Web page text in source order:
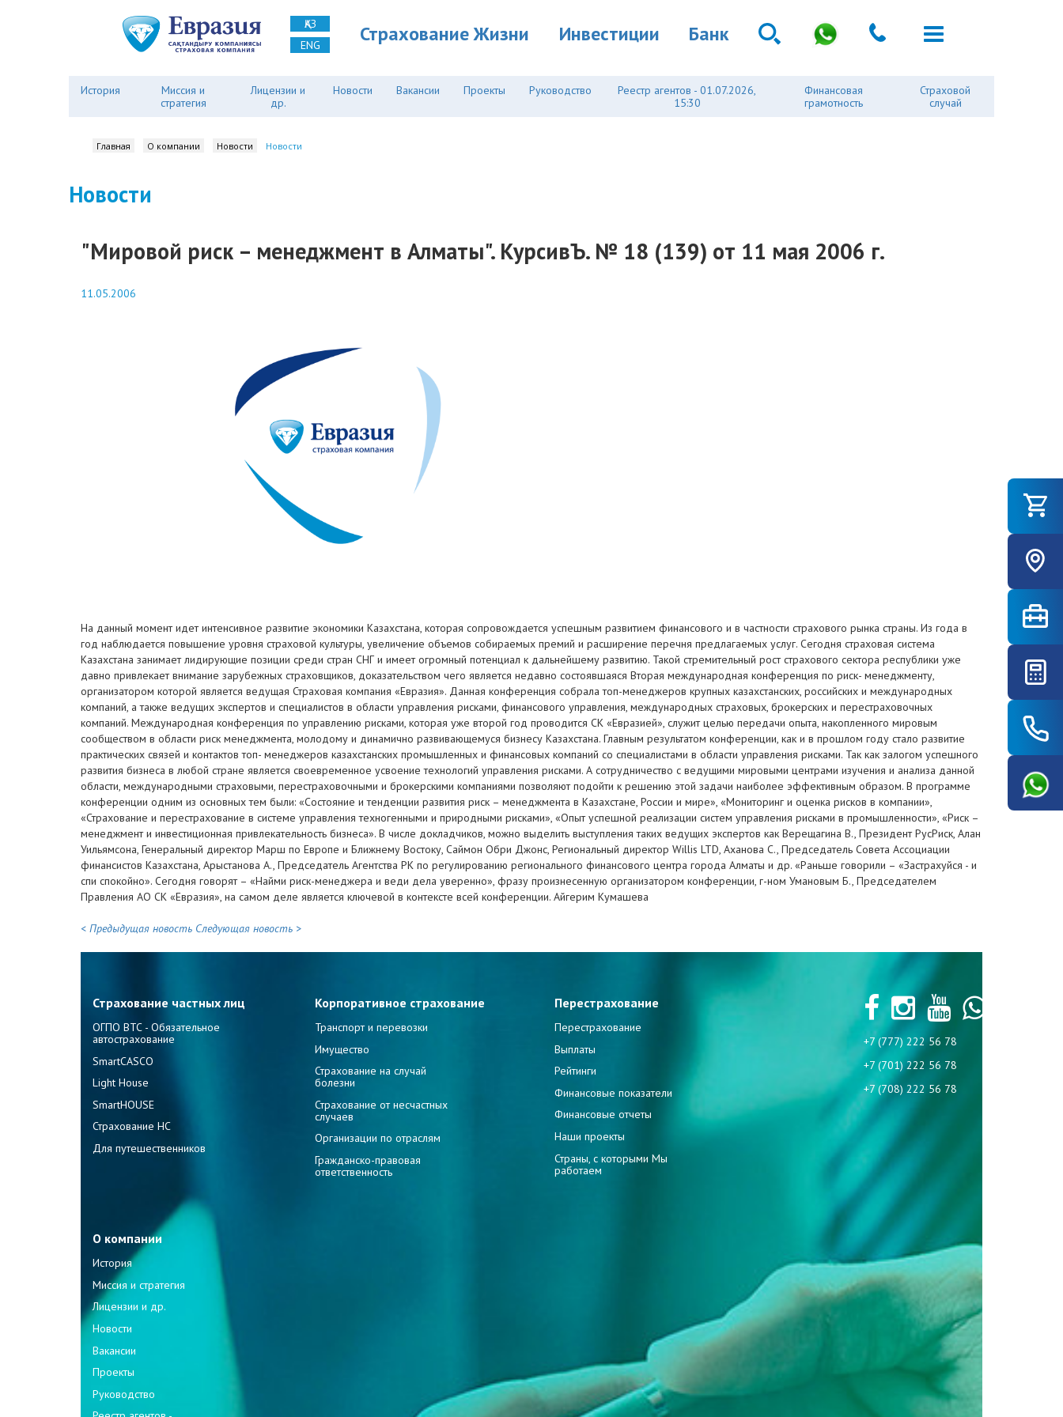
ҚАЗ
ENG
Страхование Жизни Инвестиции Банк
История
Миссия и
стратегия
Лицензии и
др.
Новости Вакансии Проекты Руководство
Реестр агентов - 01.07.2026,
15:30
Финансовая
грамотность
Страховой
случай
Главная О компании Новости Новости
Новости
"Мировой риск – менеджмент в Алматы". КурсивЪ. № 18 (139) от 11 мая 2006 г.
11.05.2006
На данный момент идет интенсивное развитие экономики Казахстана, которая сопровождается успешным развитием финансового и в частности страхового рынка страны. Из года в
год наблюдается повышение уровня страховой культуры, увеличение объемов собираемых премий и расширение перечня предлагаемых услуг. Сегодня страховая система
Казахстана занимает лидирующие позиции среди стран СНГ и имеет огромный потенциал к дальнейшему развитию. Такой стремительный рост страхового сектора республики уже
давно привлекает внимание зарубежных страховщиков, доказательством чего является недавно состоявшаяся Вторая международная конференция по риск- менеджменту,
организатором которой является ведущая Страховая компания «Евразия». Данная конференция собрала топ-менеджеров крупных казахстанских, российских и международных
компаний, а также ведущих экспертов и специалистов в области управления рисками, финансового управления, международных страховых, брокерских и перестраховочных
компаний. Международная конференция по управлению рисками, которая уже второй год проводится СК «Евразией», служит целью передачи опыта, накопленного мировым
сообществом в области риск менеджмента, молодому и динамично развивающемуся бизнесу Казахстана. Главным результатом конференции, как и в прошлом году стало развитие
практических связей и контактов топ- менеджеров казахстанских промышленных и финансовых компаний со специалистами в области управления рисками. Так как залогом успешного
развития бизнеса в любой стране является своевременное усвоение технологий управления рисками. А сотрудничество с ведущими мировыми центрами изучения и анализа данной
области, международными страховыми, перестраховочными и брокерскими компаниями позволяют подойти к решению этой задачи наиболее эффективным образом. В программе
конференции одним из основных тем были: «Состояние и тенденции развития риск – менеджмента в Казахстане, России и мире», «Мониторинг и оценка рисков в компании»,
«Страхование и перестрахование в системе управления техногенными и природными рисками», «Опыт успешной реализации систем управления рисками в промышленности», «Риск –
менеджмент и инвестиционная привлекательность бизнеса». В числе докладчиков, можно выделить выступления таких ведущих экспертов как Верещагина В., Президент РусРиск, Алан
Уильямсона, Генеральный директор Марш по Европе и Ближнему Востоку, Саймон Обри Джонс, Региональный директор Willis LTD, Аханова С., Председатель Совета Ассоциации
финансистов Казахстана, Арыстанова А., Председатель Агентства РК по регулированию регионального финансового центра города Алматы и др. «Раньше говорили – «Застрахуйся - и
спи спокойно». Сегодня говорят – «Найми риск-менеджера и веди дела уверенно», фразу произнесенную организатором конференции, г-ном Умановым Б., Председателем
Правления АО СК «Евразия», на самом деле является ключевой в контексте всей конференции. Айгерим Кумашева
< Предыдущая новость Следующая новость >
Страхование частных лиц
ОГПО ВТС - Обязательное
автострахование
SmartCASCO
Light House
SmartHOUSE
Страхование НС
Для путешественников
Корпоративное страхование
Транспорт и перевозки
Имущество
Страхование на случай
болезни
Страхование от несчастных
случаев
Организации по отраслям
Гражданско-правовая
ответственность
Перестрахование
Перестрахование
Выплаты
Рейтинги
Финансовые показатели
Финансовые отчеты
Наши проекты
Страны, с которыми Мы
работаем
О компании
История
Миссия и стратегия
Лицензии и др.
Новости
Вакансии
Проекты
Руководство
+7 (777) 222 56 78
+7 (701) 222 56 78
+7 (708) 222 56 78